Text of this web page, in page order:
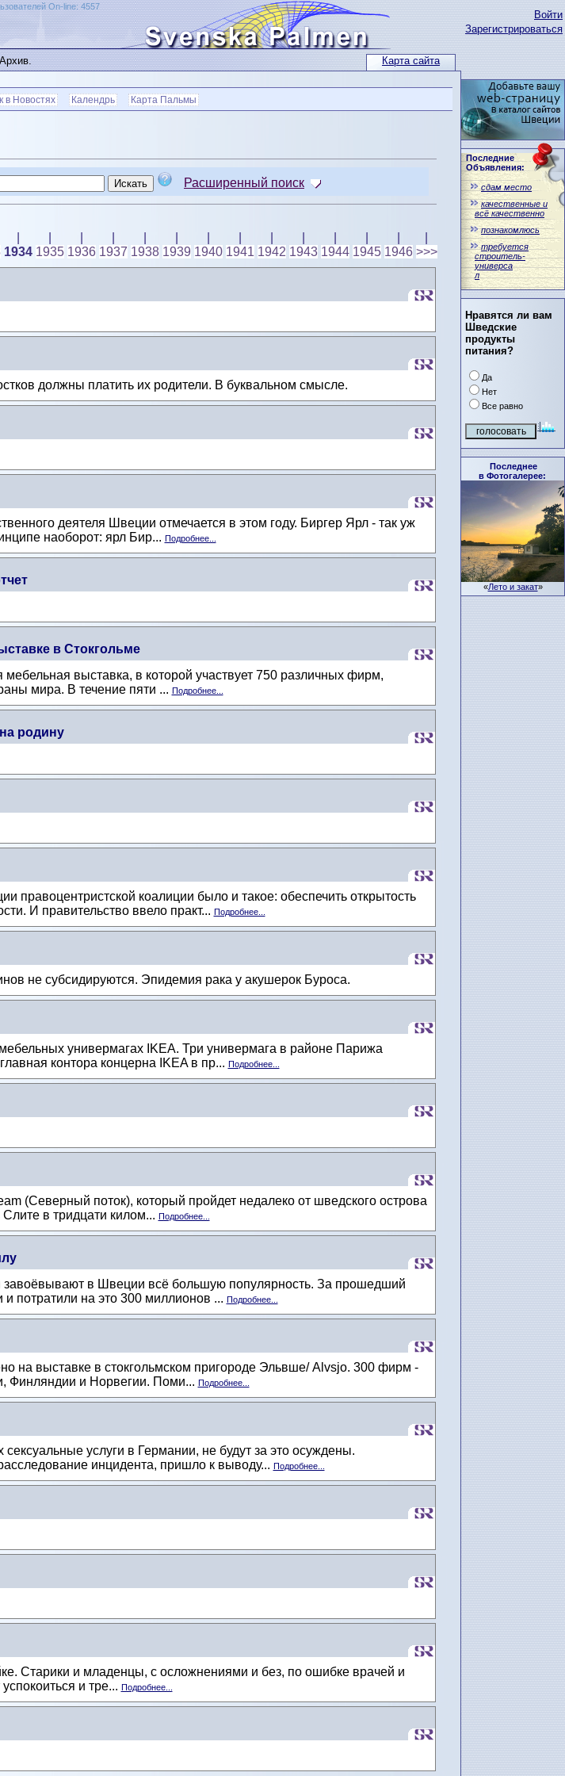
Карта сайта
Войти
Зарегистрироваться
Последние
Объявления:
сдам место
качественные и
всё качественно
познакомлюсь
требуется
строитель-
универса
л
Нравятся ли вам
Шведские
продукты
питания?
Да
Нет
Все равно
Последнее
в Фотогалерее:
«Лето и закат»
On-line: 4557
в Новостях Календрь Карта Пальмы
Расширенный поиск
1934 1935 1936 1937 1938 1939 1940 1941 1942 1943 1944 1945 1946 >>>
должны платить их родители. В буквальном смысле.
деятеля Швеции отмечается в этом году. Биргер Ярл - так уж
наоборот: ярл Бир... Подробнее...
в Стокгольме
выставка, в которой участвует 750 различных фирм,
мира. В течение пяти ... Подробнее...
родину
коалиции было и такое: обеспечить открытость
И правительство ввело практ... Подробнее...
не субсидируются. Эпидемия рака у акушерок Буроса.
универмагах IKEA. Три универмага в районе Парижа
контора концерна IKEA в пр... Подробнее...
(Северный поток), который пройдет недалеко от шведского острова
в тридцати килом... Подробнее...
в Швеции всё большую популярность. За прошедший
и потратили на это 300 миллионов ... Подробнее...
на выставке в стокгольмском пригороде Эльвше/ Alvsjo. 300 фирм -
Финляндии и Норвегии. Поми... Подробнее...
услуги в Германии, не будут за это осуждены.
инцидента, пришло к выводу... Подробнее...
Старики и младенцы, с осложнениями и без, по ошибке врачей и
и тре... Подробнее...